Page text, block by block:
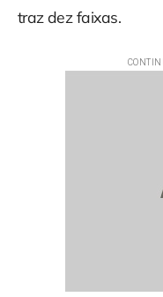
traz dez faixas.